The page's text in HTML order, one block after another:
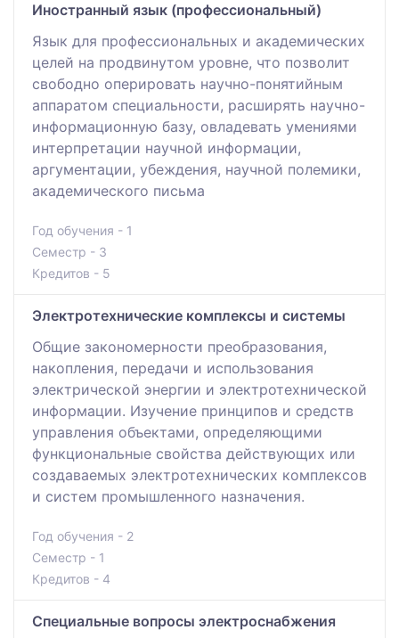
Иностранный язык (профессиональный)
Язык для профессиональных и академических
целей на продвинутом уровне, что позволит
свободно оперировать научно-понятийным
аппаратом специальности, расширять научно-
информационную базу, овладевать умениями
интерпретации научной информации,
аргументации, убеждения, научной полемики,
академического письма
Год обучения - 1
Семестр - 3
Кредитов - 5
Электротехнические комплексы и системы
Общие закономерности преобразования,
накопления, передачи и использования
электрической энергии и электротехнической
информации. Изучение принципов и средств
управления объектами, определяющими
функциональные свойства действующих или
создаваемых электротехнических комплексов
и систем промышленного назначения.
Год обучения - 2
Семестр - 1
Кредитов - 4
Специальные вопросы электроснабжения